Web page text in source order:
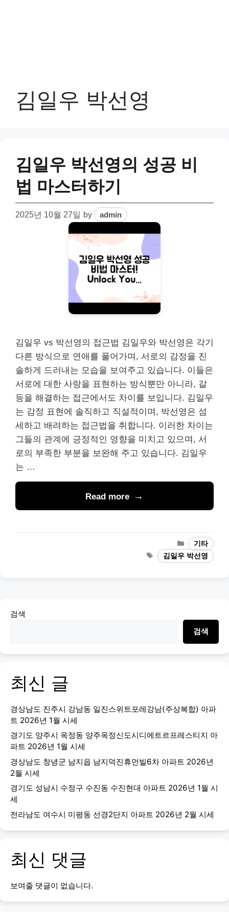
김일우 박선영
김일우 박선영의 성공 비
법 마스터하기
2025년 10월 27일 by admin
김일우 vs 박선영의 접근법 김일우와 박선영은 각기
다른 방식으로 연애를 풀어가며, 서로의 감정을 진
솔하게 드러내는 모습을 보여주고 있습니다. 이들은
서로에 대한 사랑을 표현하는 방식뿐만 아니라, 갈
등을 해결하는 접근에서도 차이를 보입니다. 김일우
는 감정 표현에 솔직하고 직설적이며, 박선영은 섬
세하고 배려하는 접근법을 취합니다. 이러한 차이는
그들의 관계에 긍정적인 영향을 미치고 있으며, 서
로의 부족한 부분을 보완해 주고 있습니다. 김일우
는 …
Read more
Categories
기타
Tags김일우 박선영
검색
검색
최신 글
경상남도 진주시 강남동 일진스위트포레강남(주상복합) 아파
트 2026년 1월 시세
경기도 양주시 옥정동 양주옥정신도시디에트르프레스티지 아
파트 2026년 1월 시세
경상남도 창녕군 남지읍 남지덕진휴먼빌6차 아파트 2026년
2월 시세
경기도 성남시 수정구 수진동 수진현대 아파트 2026년 1월 시
세
전라남도 여수시 미평동 선경2단지 아파트 2026년 2월 시세
최신 댓글
보여줄 댓글이 없습니다.